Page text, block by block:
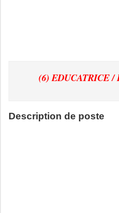
(6) EDUCATRICE
Description de poste